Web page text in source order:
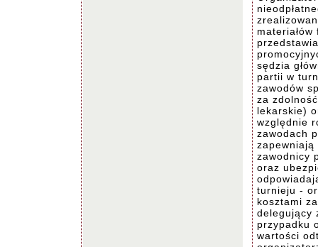
sędzia
partii w
zawodów
za
lekarskie)
względnie
zawodach
zapewniają
zawodnicy
oraz
turnieju -
kosztami
delegujący
przypadku
wartości